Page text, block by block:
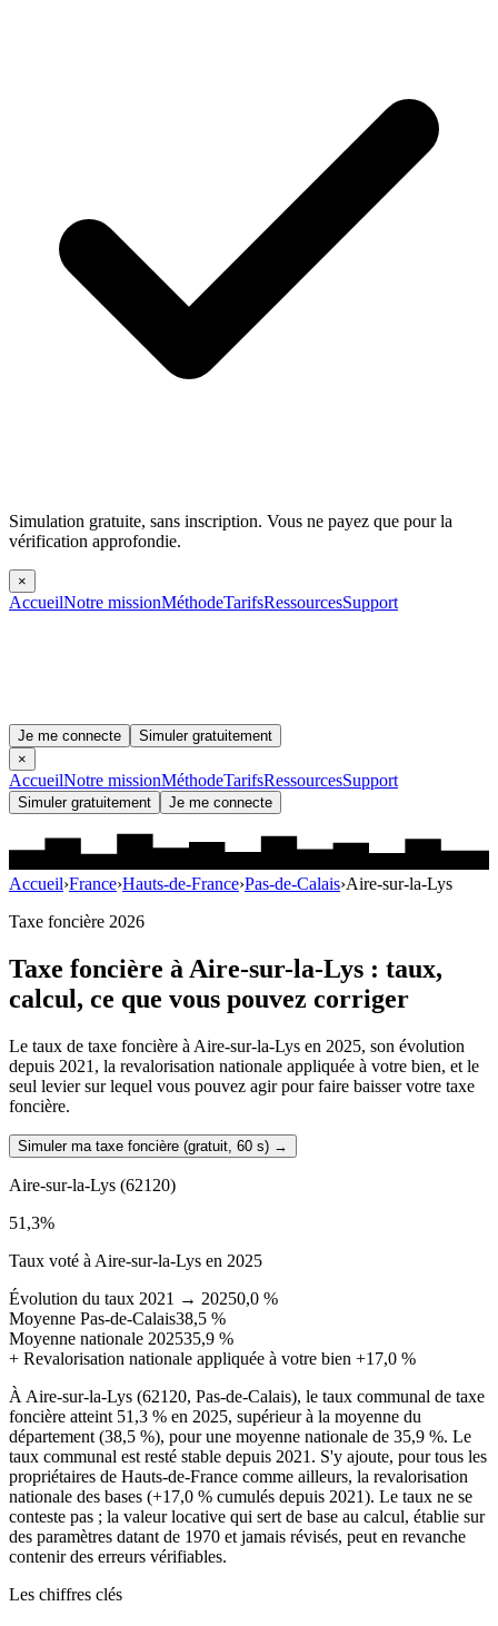
Simulation gratuite, sans inscription. Vous ne payez que pour la
vérification approfondie.
×
AccueilNotre missionMéthodeTarifsRessourcesSupport
Je me connecte
Simuler gratuitement
×
AccueilNotre missionMéthodeTarifsRessourcesSupport
Simuler gratuitement Je me connecte
Accueil›France›Hauts-de-France›Pas-de-Calais›Aire-sur-la-Lys
Taxe foncière 2026
Taxe foncière àAire-sur-la-Lys : taux,
calcul, ce que vous pouvez corriger
Le taux de taxe foncière à Aire-sur-la-Lys en 2025, son évolution
depuis 2021, la revalorisation nationale appliquée à votre bien, et le
seul levier sur lequel vous pouvez agir pour faire baisser votre taxe
foncière.
Simuler ma taxe foncière (gratuit, 60 s) →
Aire-sur-la-Lys (62120)
51,3%
Taux voté à Aire-sur-la-Lys en 2025
Évolution du taux 2021 → 20250,0 %
Moyenne Pas-de-Calais38,5 %
Moyenne nationale 202535,9 %
+ Revalorisation nationale appliquée à votre bien +17,0 %
À Aire-sur-la-Lys (62120, Pas-de-Calais), le taux communal de taxe
foncière atteint 51,3 % en 2025, supérieur à la moyenne du
département (38,5 %), pour une moyenne nationale de 35,9 %. Le
taux communal est resté stable depuis 2021. S'y ajoute, pour tous les
propriétaires de Hauts-de-France comme ailleurs, la revalorisation
nationale des bases (+17,0 % cumulés depuis 2021). Le taux ne se
conteste pas ; la valeur locative qui sert de base au calcul, établie sur
des paramètres datant de 1970 et jamais révisés, peut en revanche
contenir des erreurs vérifiables.
Les chiffres clés